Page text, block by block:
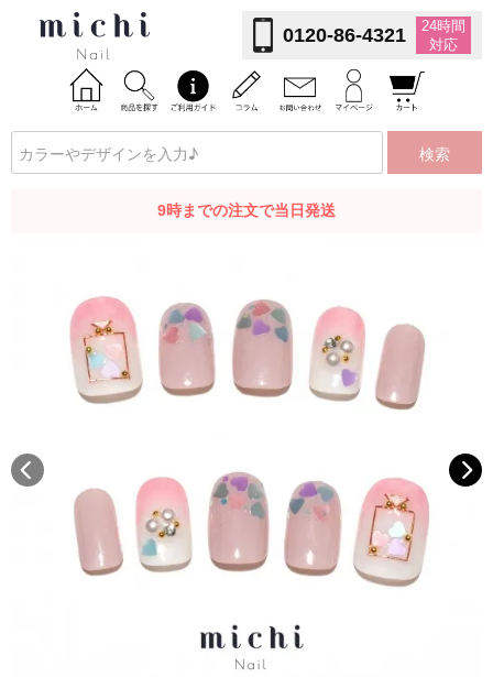
0120-86-4321
24時間
対応
検索
9時までの注文で当日発送